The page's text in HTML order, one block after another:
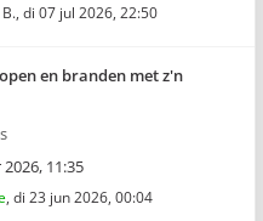
, di 07 jul 2026, 22:50
en branden met z'n
11:35
, di 23 jun 2026, 00:04